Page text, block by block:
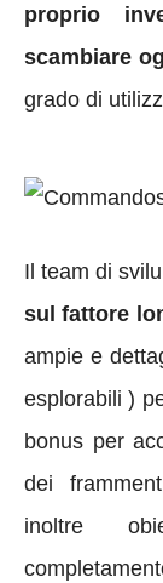
proprio
scambiare
grado di
Il team di
sul fattore
ampie e
esplorabili )
bonus per
dei
inoltre